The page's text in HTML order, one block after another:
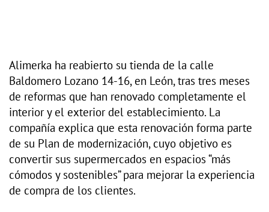
Alimerka ha reabierto su tienda de la calle
Baldomero Lozano 14-16, en León, tras tres meses
de reformas que han renovado completamente el
interior y el exterior del establecimiento. La
compañía explica que esta renovación forma parte
de su Plan de modernización, cuyo objetivo es
convertir sus supermercados en espacios “más
cómodos y sostenibles” para mejorar la experiencia
de compra de los clientes.